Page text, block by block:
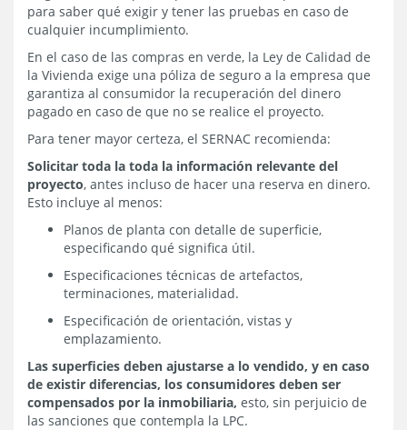
para saber qué exigir y tener las pruebas en caso de
cualquier incumplimiento.
En el caso de las compras en verde, la Ley de Calidad de
la Vivienda exige una póliza de seguro a la empresa que
garantiza al consumidor la recuperación del dinero
pagado en caso de que no se realice el proyecto.
Para tener mayor certeza, el SERNAC recomienda:
Solicitar toda la toda la información relevante del
proyecto, antes incluso de hacer una reserva en dinero.
Esto incluye al menos:
Planos de planta con detalle de superficie,
especificando qué significa útil.
Especificaciones técnicas de artefactos,
terminaciones, materialidad.
Especificación de orientación, vistas y
emplazamiento.
Las superficies deben ajustarse a lo vendido, y en caso
de existir diferencias, los consumidores deben ser
compensados por la inmobiliaria, esto, sin perjuicio de
las sanciones que contempla la LPC.